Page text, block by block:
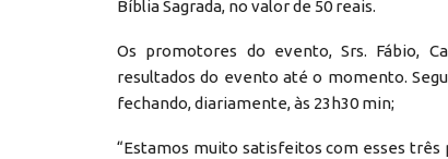
Bíblia Sagrada, no valor de 50 reais.
Os promotores do evento, Srs. Fábio,
resultados do evento até o momento.
fechando, diariamente, às 23h30 min;
“Estamos muito satisfeitos com esses